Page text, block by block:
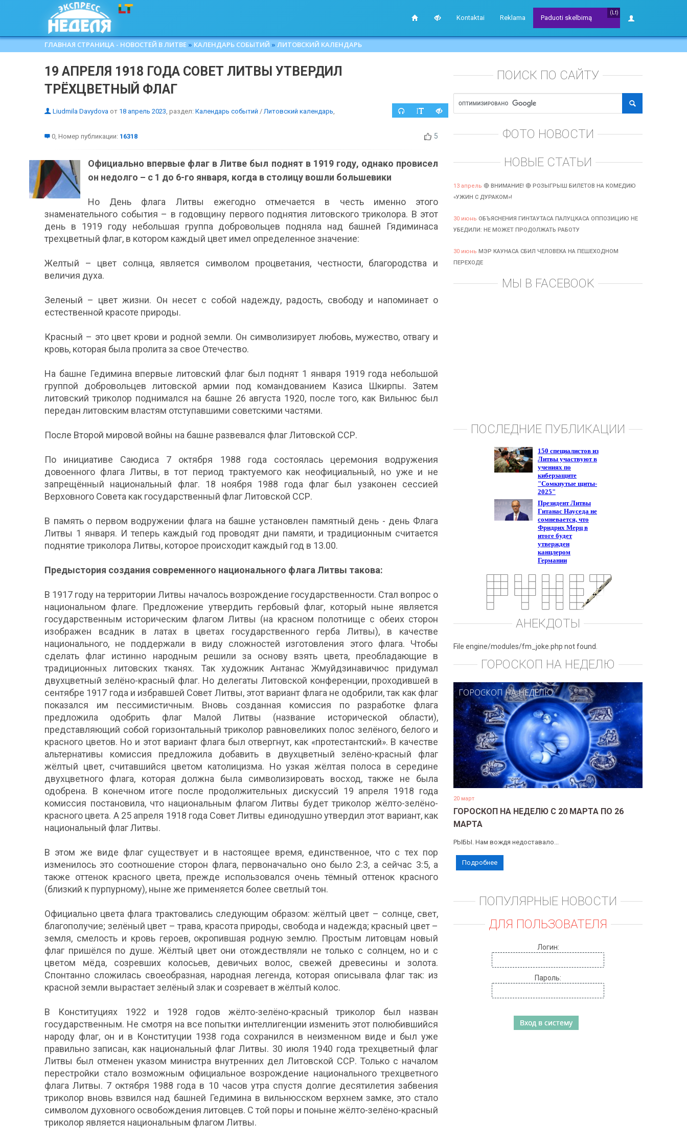
Kontaktai Reklama
(Lt)
Paduoti skelbimą
ГЛАВНАЯ СТРАНИЦА - НОВОСТЕЙ В ЛИТВЕ » КАЛЕНДАРЬ СОБЫТИЙ » ЛИТОВСКИЙ КАЛЕНДАРЬ
19 АПРЕЛЯ 1918 ГОДА СОВЕТ ЛИТВЫ УТВЕРДИЛ
ТРЁХЦВЕТНЫЙ ФЛАГ
Liudmila Davydova от 18 апрель 2023, раздел: Календарь событий /Литовский календарь,
0, Номер публикации: 16318 5
Официально впервые флаг в Литве был поднят в 1919 году, однако провисел
он недолго – с 1 до 6-го января, когда в столицу вошли большевики
Но День флага Литвы ежегодно отмечается в честь именно этого
знаменательного события – в годовщину первого поднятия литовского триколора. В этот
день в 1919 году небольшая группа добровольцев подняла над башней Гядиминаса
трехцветный флаг, в котором каждый цвет имел определенное значение:
Желтый – цвет солнца, является символом процветания, честности, благородства и
величия духа.
Зеленый – цвет жизни. Он несет с собой надежду, радость, свободу и напоминает о
естественной красоте природы.
Красный – это цвет крови и родной земли. Он символизирует любовь, мужество, отвагу и
кровь, которая была пролита за свое Отечество.
На башне Гедимина впервые литовский флаг был поднят 1 января 1919 года небольшой
группой добровольцев литовской армии под командованием Казиса Шкирпы. Затем
литовский триколор поднимался на башне 26 августа 1920, после того, как Вильнюс был
передан литовским властям отступавшими советскими частями.
После Второй мировой войны на башне развевался флаг Литовской ССР.
По инициативе Саюдиса 7 октября 1988 года состоялась церемония водружения
довоенного флага Литвы, в тот период трактуемого как неофициальный, но уже и не
запрещённый национальный флаг. 18 ноября 1988 года флаг был узаконен сессией
Верховного Совета как государственный флаг Литовской ССР.
В память о первом водружении флага на башне установлен памятный день - день Флага
Литвы 1 января. И теперь каждый год проводят дни памяти, и традиционным считается
поднятие триколора Литвы, которое происходит каждый год в 13.00.
Предыстория создания современного национального флага Литвы такова:
В 1917 году на территории Литвы началось возрождение государственности. Стал вопрос о
национальном флаге. Предложение утвердить гербовый флаг, который ныне является
государственным историческим флагом Литвы (на красном полотнище с обеих сторон
изображен всадник в латах в цветах государственного герба Литвы), в качестве
национального, не поддержали в виду сложностей изготовления этого флага. Чтобы
сделать флаг истинно народным решили за основу взять цвета, преобладающие в
традиционных литовских тканях. Так художник Антанас Жмуйдзинавичюс придумал
двухцветный зелёно-красный флаг. Но делегаты Литовской конференции, проходившей в
сентябре 1917 года и избравшей Совет Литвы, этот вариант флага не одобрили, так как флаг
показался им пессимистичным. Вновь созданная комиссия по разработке флага
предложила одобрить флаг Малой Литвы (название исторической области),
представляющий собой горизонтальный триколор равновеликих полос зелёного, белого и
красного цветов. Но и этот вариант флага был отвергнут, как «протестантский». В качестве
альтернативы комиссия предложила добавить в двухцветный зелёно-красный флаг
жёлтый цвет, считавшийся цветом католицизма. Но узкая жёлтая полоса в середине
двухцветного флага, которая должна была символизировать восход, также не была
одобрена. В конечном итоге после продолжительных дискуссий 19 апреля 1918 года
комиссия постановила, что национальным флагом Литвы будет триколор жёлто-зелёно-
красного цвета. А 25 апреля 1918 года Совет Литвы единодушно утвердил этот вариант, как
национальный флаг Литвы.
В этом же виде флаг существует и в настоящее время, единственное, что с тех пор
изменилось это соотношение сторон флага, первоначально оно было 2:3, а сейчас 3:5, а
также оттенок красного цвета, прежде использовался очень тёмный оттенок красного
(близкий к пурпурному), ныне же применяется более светлый тон.
Официально цвета флага трактовались следующим образом: жёлтый цвет – солнце, свет,
благополучие; зелёный цвет – трава, красота природы, свобода и надежда; красный цвет –
земля, смелость и кровь героев, окропившая родную землю. Простым литовцам новый
флаг пришёлся по душе. Жёлтый цвет они отождествляли не только с солнцем, но и с
цветом мёда, созревших колосьев, девичьих волос, свежей древесины и золота.
Спонтанно сложилась своеобразная, народная легенда, которая описывала флаг так: из
красной земли вырастает зелёный злак и созревает в жёлтый колос.
В Конституциях 1922 и 1928 годов жёлто-зелёно-красный триколор был назван
государственным. Не смотря на все попытки интеллигенции изменить этот полюбившийся
народу флаг, он и в Конституции 1938 года сохранился в неизменном виде и был уже
правильно записан, как национальный флаг Литвы. 30 июля 1940 года трехцветный флаг
Литвы был отменен указом министра внутренних дел Литовской ССР. Только с началом
перестройки стало возможным официальное возрождение национального трехцветного
флага Литвы. 7 октября 1988 года в 10 часов утра спустя долгие десятилетия забвения
триколор вновь взвился над башней Гедимина в вильнюсском верхнем замке, это стало
символом духовного освобождения литовцев. С той поры и поныне жёлто-зелёно-красный
триколор является национальным флагом Литвы.
ПОИСК ПО САЙТУ
ФОТО НОВОСТИ
НОВЫЕ СТАТЬИ
13 апрель 🔴 ВНИМАНИЕ! 🔴 РОЗЫГРЫШ БИЛЕТОВ НА КОМЕДИЮ
«УЖИН С ДУРАКОМ»!
30 июнь ОБЪЯСНЕНИЯ ГИНТАУТАСА ПАЛУЦКАСА ОППОЗИЦИЮ НЕ
УБЕДИЛИ: НЕ МОЖЕТ ПРОДОЛЖАТЬ РАБОТУ
30 июнь МЭР КАУНАСА СБИЛ ЧЕЛОВЕКА НА ПЕШЕХОДНОМ
ПЕРЕХОДЕ
МЫ В FACEBOOK
ПОСЛЕДНИЕ ПУБЛИКАЦИИ
АНЕКДОТЫ
File engine/modules/fm_joke.php not found.
ГОРОСКОП НА НЕДЕЛЮ
ГОРОСКОП НА НЕДЕЛЮ
20 март
ГОРОСКОП НА НЕДЕЛЮ С 20 МАРТА ПО 26
МАРТА
РЫБЫ. Нам вождя недоставало...
Подробнее
ПОПУЛЯРНЫЕ НОВОСТИ
ДЛЯ ПОЛЬЗОВАТЕЛЯ
Логин:
Пароль: